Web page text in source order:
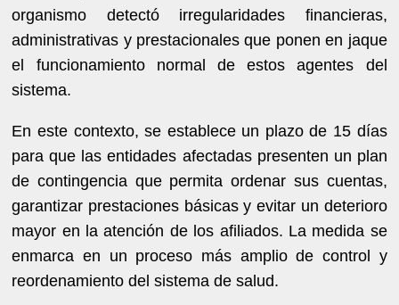
organismo detectó irregularidades financieras,
administrativas y prestacionales que ponen en jaque
el funcionamiento normal de estos agentes del
sistema.
En este contexto, se establece un plazo de 15 días
para que las entidades afectadas presenten un plan
de contingencia que permita ordenar sus cuentas,
garantizar prestaciones básicas y evitar un deterioro
mayor en la atención de los afiliados. La medida se
enmarca en un proceso más amplio de control y
reordenamiento del sistema de salud.